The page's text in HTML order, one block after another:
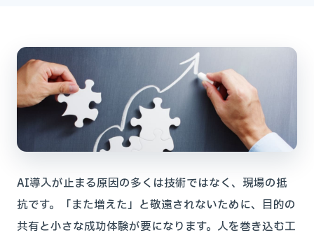
AI導入が止まる原因の多くは技術ではなく、現場の抵
抗です。「また増えた」と敬遠されないために、目的の
共有と小さな成功体験が要になります。人を巻き込む工